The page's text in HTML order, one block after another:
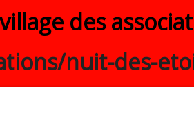
des
nuit-des-